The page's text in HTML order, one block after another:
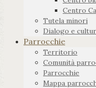
Centro
Tutela minori
Dialogo e
Parrocchie
Territorio
Comunità
Parrocchie
Mappa